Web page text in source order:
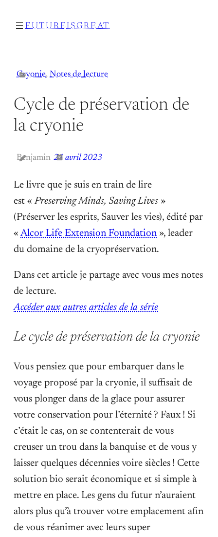
FUTUREISGREAT
Cryonie, Notes de lecture
Cycle de préservation de
la cryonie
Benjamin 21 avril 2023
Le livre que je suis en train de lire
est «Preserving Minds, Saving Lives »
(Préserver les esprits, Sauver les vies), édité par
« Alcor Life Extension Foundation», leader
du domaine de la cryopréservation.
Dans cet article je partage avec vous mes notes
de lecture.
Accéder aux autres articles de la série
Le cycle de préservation de la cryonie
Vous pensiez que pour embarquer dans le
voyage proposé par la cryonie, il suffisait de
vous plonger dans de la glace pour assurer
votre conservation pour l’éternité ? Faux ! Si
c’était le cas, on se contenterait de vous
creuser un trou dans la banquise et de vous y
laisser quelques décennies voire siècles ! Cette
solution bio serait économique et si simple à
mettre en place. Les gens du futur n’auraient
alors plus qu’à trouver votre emplacement afin
de vous réanimer avec leurs super